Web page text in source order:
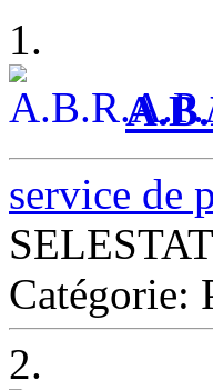
1.
service de
SELESTAT
Catégorie:
2.